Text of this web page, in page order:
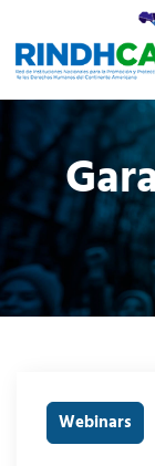
Webinars